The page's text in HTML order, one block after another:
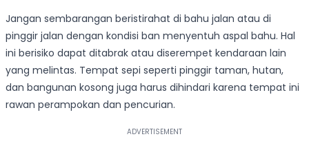
Jangan sembarangan beristirahat di bahu jalan atau di
pinggir jalan dengan kondisi ban menyentuh aspal bahu. Hal
ini berisiko dapat ditabrak atau diserempet kendaraan lain
yang melintas. Tempat sepi seperti pinggir taman, hutan,
dan bangunan kosong juga harus dihindari karena tempat ini
rawan perampokan dan pencurian.